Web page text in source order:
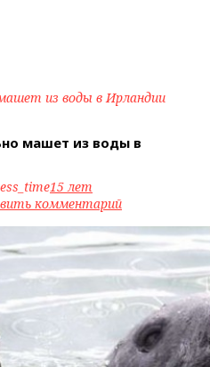
из воды в Ирландии
машет из воды в
15 лет
комментарий